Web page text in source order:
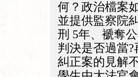
何？政治檔案
並提供監察院
刑 5年、褫奪
判決是否過當
糾正案的見解